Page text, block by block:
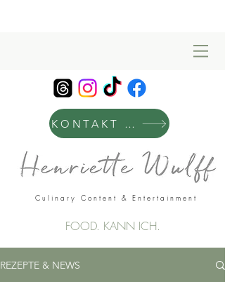
KONTAKT & MANAGEMENT
Culinary Content & Entertainment
FOOD. KANN ICH.
REZEPTE & NEWS